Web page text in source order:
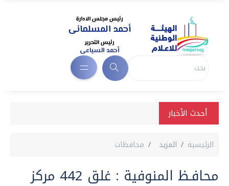
أحدث الأخبار
الرئيسية المزيد محافظات
محافـظ المنوفية : غلق 442 مركز